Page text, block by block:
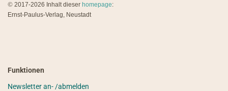
© 2017-2026 Inhalt dieser homepage:
Ernst-Paulus-Verlag, Neustadt
Funktionen
Newsletter an- /abmelden